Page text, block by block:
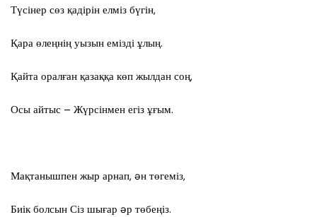
Түсінер сөз қадірін елміз бүгін,
Қара өлеңнің уызын емізді ұлың.
Қайта оралған қазаққа көп жылдан соң,
Осы айтыс – Жүрсінмен егіз ұғым.
Мақтанышпен жыр арнап, əн төгеміз,
Биік болсын Сіз шығар əр төбеңіз.